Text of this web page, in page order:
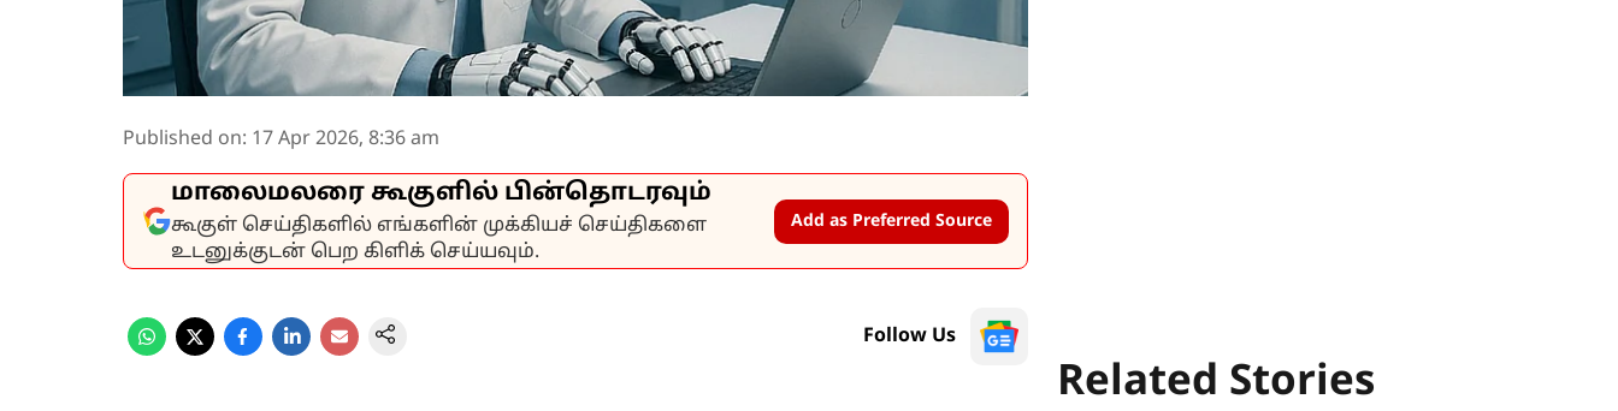
Published on: 17 Apr 2026, 8:36 am
மாலைமலரை கூகுளில் பின்தொடரவும்
கூகுள் செய்திகளில் எங்களின் முக்கியச் செய்திகளை
உடனுக்குடன் பெற கிளிக் செய்யவும்.
Add as Preferred Source
Follow Us
Related Stories